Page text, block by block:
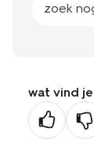
zoek
wat vind